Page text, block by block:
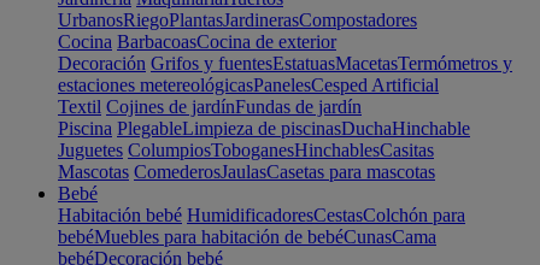
UrbanosRiegoPlantasJardinerasCompostadores
Cocina BarbacoasCocina de exterior
Decoración Grifos y fuentesEstatuasMacetasTermómetros y
estaciones metereológicasPanelesCesped Artificial
Textil Cojines de jardínFundas de jardín
Piscina PlegableLimpieza de piscinasDuchaHinchable
Juguetes ColumpiosToboganesHinchablesCasitas
Mascotas ComederosJaulasCasetas para mascotas
Bebé
Habitación bebé HumidificadoresCestasColchón para
bebéMuebles para habitación de bebéCunasCama
bebéDecoración bebé